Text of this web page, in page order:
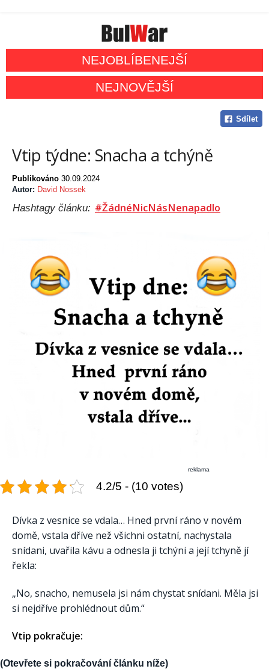
NEJOBLÍBENEJŠÍ
NEJNOVĚJŠÍ
Sdílet
Vtip týdne: Snacha a tchýně
Publikováno 30.09.2024
Autor: David Nossek
Hashtagy článku: #ŽádnéNicNásNenapadlo
reklama
4.2/5 - (10 votes)
Dívka z vesnice se vdala… Hned první ráno v novém
domě, vstala dříve než všichni ostatní, nachystala
snídani, uvařila kávu a odnesla ji tchýni a její tchyně jí
řekla:
„No, snacho, nemusela jsi nám chystat snídani. Měla jsi
si nejdříve prohlédnout dům.“
Vtip pokračuje:
(Otevřete si pokračování článku níže)